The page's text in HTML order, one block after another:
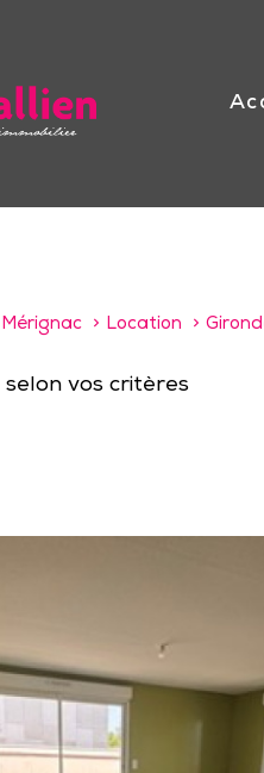
Location
vos critères